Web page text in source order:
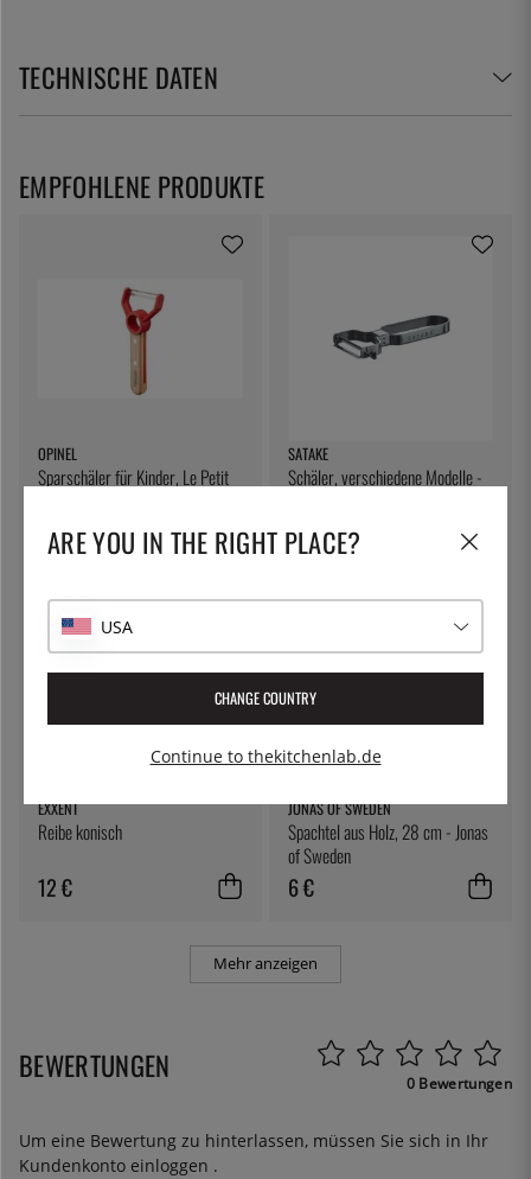
TECHNISCHE DATEN
OPINEL
Sparschäler für Kinder, Le Petit
26 €
SATAKE
Schäler, verschiedene Modelle -
16 €
EXXENT
Reibe konisch
12 €
JONAS OF SWEDEN
Spachtel aus Holz, 28 cm - Jonas
of Sweden
6 €
Mehr anzeigen
EMPFOHLENE PRODUKTE
BEWERTUNGEN 0 Bewertungen
Um eine Bewertung zu hinterlassen, müssen Sie sich in Ihr
Kundenkonto einloggen .
ARE YOU IN THE RIGHT PLACE?
USA
CHANGE COUNTRY
Continue to thekitchenlab.de